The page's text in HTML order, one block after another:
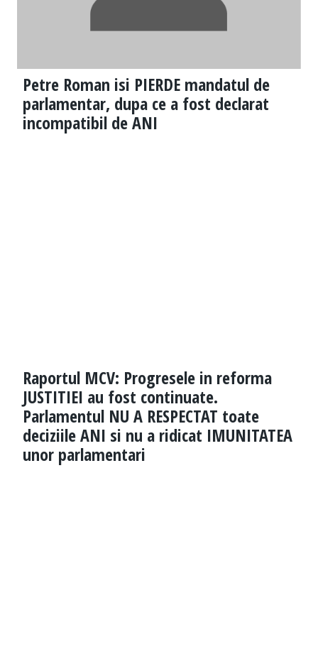
Petre Roman isi PIERDE mandatul de
parlamentar, dupa ce a fost declarat
incompatibil de ANI
Raportul MCV: Progresele in reforma
JUSTITIEI au fost continuate.
Parlamentul NU A RESPECTAT toate
deciziile ANI si nu a ridicat IMUNITATEA
unor parlamentari